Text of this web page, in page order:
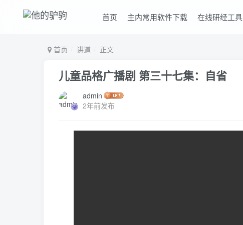
首页 主内常用软件下载 在线研经工具
首页 讲道 正文
儿童品格广播剧 第三十七集：自省
admin
2年前发布